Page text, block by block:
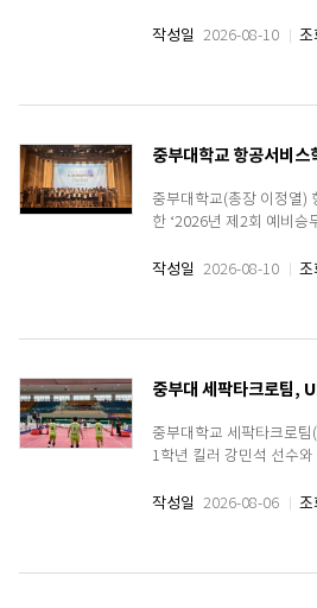
단과 고양시 사회적경제
학교 고양 앵커사업단..
작성일 2026-08-10 조
중부대학교(총장 이정열)
한 ‘2026년 제2회 예비승
에 마무리됐다.이번 대회
여 명..
작성일 2026-08-10 조
중부대학교 세팍타크로팀
1학년 킬러 강민석 선수
태콩 공건우 선수 역시
팍타크로 선수권대..
작성일 2026-08-06 조